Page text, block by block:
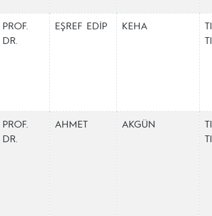
PROF.
DR.
EŞREF EDİP KEHA
PROF.
DR.
AHMET AKGÜN